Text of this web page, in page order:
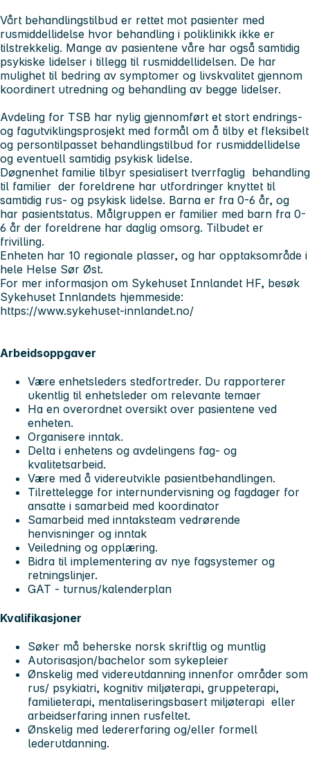
Vårt behandlingstilbud er rettet mot pasienter med
rusmiddellidelse hvor behandling i poliklinikk ikke er
tilstrekkelig. Mange av pasientene våre har også samtidig
psykiske lidelser i tillegg til rusmiddellidelsen. De har
mulighet til bedring av symptomer og livskvalitet gjennom
koordinert utredning og behandling av begge lidelser.
Avdeling for TSB har nylig gjennomført et stort endrings-
og fagutviklingsprosjekt med formål om å tilby et fleksibelt
og persontilpasset behandlingstilbud for rusmiddellidelse
og eventuell samtidig psykisk lidelse.
Døgnenhet familie tilbyr spesialisert tverrfaglig behandling
til familier der foreldrene har utfordringer knyttet til
samtidig rus- og psykisk lidelse. Barna er fra 0-6 år, og
har pasientstatus. Målgruppen er familier med barn fra 0-
6 år der foreldrene har daglig omsorg. Tilbudet er
frivilling.
Enheten har 10 regionale plasser, og har opptaksområde i
hele Helse Sør Øst.
For mer informasjon om Sykehuset Innlandet HF, besøk
Sykehuset Innlandets hjemmeside:
https://www.sykehuset-innlandet.no/
Arbeidsoppgaver
Være enhetsleders stedfortreder. Du rapporterer
ukentlig til enhetsleder om relevante temaer
Ha en overordnet oversikt over pasientene ved
enheten.
Organisere inntak.
Delta i enhetens og avdelingens fag- og
kvalitetsarbeid.
Være med å videreutvikle pasientbehandlingen.
Tilrettelegge for internundervisning og fagdager for
ansatte i samarbeid med koordinator
Samarbeid med inntaksteam vedrørende
henvisninger og inntak
Veiledning og opplæring.
Bidra til implementering av nye fagsystemer og
retningslinjer.
GAT - turnus/kalenderplan
Kvalifikasjoner
Søker må beherske norsk skriftlig og muntlig
Autorisasjon/bachelor som sykepleier
Ønskelig med videreutdanning innenfor områder som
rus/ psykiatri, kognitiv miljøterapi, gruppeterapi,
familieterapi, mentaliseringsbasert miljøterapi eller
arbeidserfaring innen rusfeltet.
Ønskelig med ledererfaring og/eller formell
lederutdanning.